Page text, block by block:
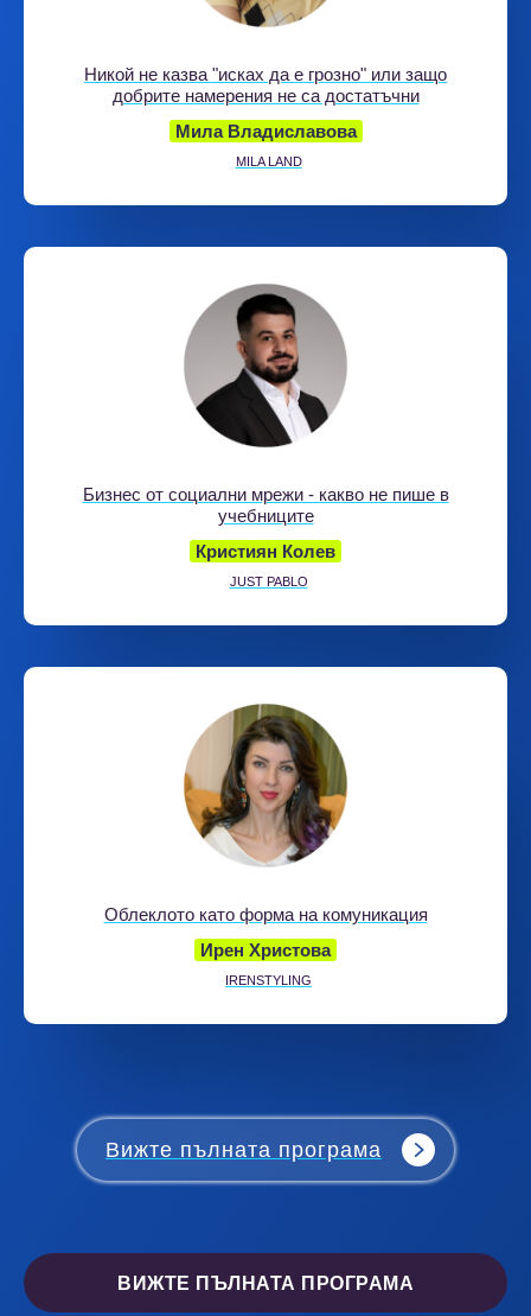
Никой не казва "исках да е грозно" или защо
добрите намерения не са достатъчни
Мила Владиславова
MILA LAND
Бизнес от социални мрежи - какво не пише в
учебниците
Кристиян Колев
JUST PABLO
Облеклото като форма на комуникация
Ирен Христова
IRENSTYLING
Вижте пълната програма
ВИЖТЕ ПЪЛНАТА ПРОГРАМА